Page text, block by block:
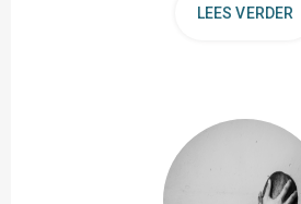
LEES VERDER